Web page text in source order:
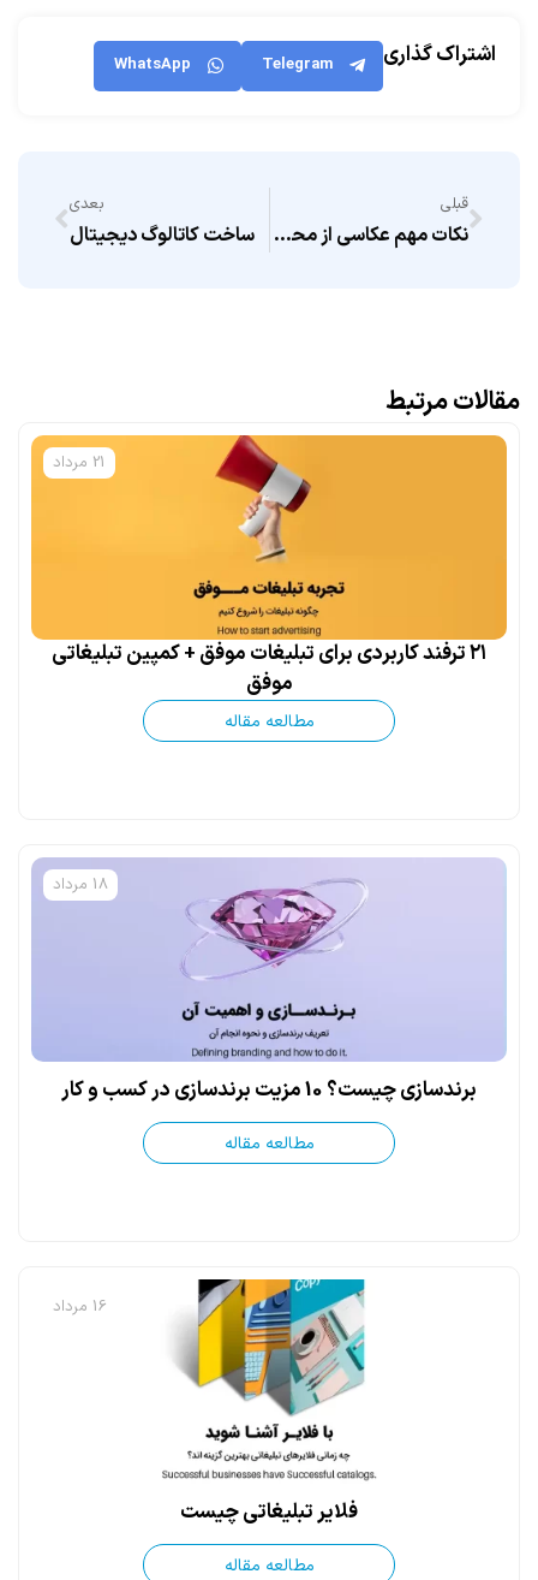
اشتراک گذاری Telegram
WhatsApp
قبلی
نکات مهم عکاسی از محصولات در کاتالوگ
بعدی
ساخت کاتالوگ دیجیتال
مقالات مرتبط
21 مرداد
۲۱ ترفند کاربردی برای تبلیغات موفق + کمپین تبلیغاتی
موفق
مطالعه مقاله
18 مرداد
برندسازی چیست؟ 10 مزیت برندسازی در کسب و کار
مطالعه مقاله
16 مرداد
فلایر تبلیغاتی چیست
مطالعه مقاله